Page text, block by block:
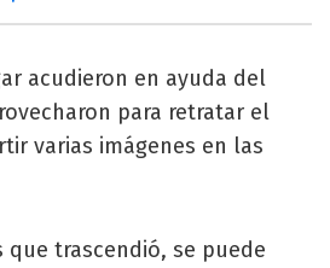
acudieron en ayuda del
para retratar el
varias imágenes en las
que trascendió, se puede